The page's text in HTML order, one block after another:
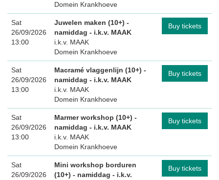
Domein Krankhoeve
Sat
26/09/2026
13:00
Juwelen maken (10+) -
namiddag - i.k.v. MAAK
i.k.v. MAAK
Domein Krankhoeve
Buy tickets
Sat
26/09/2026
13:00
Macramé vlaggenlijn (10+) -
namiddag - i.k.v. MAAK
i.k.v. MAAK
Domein Krankhoeve
Buy tickets
Sat
26/09/2026
13:00
Marmer workshop (10+) -
namiddag - i.k.v. MAAK
i.k.v. MAAK
Domein Krankhoeve
Buy tickets
Sat
26/09/2026
Mini workshop borduren
(10+) - namiddag - i.k.v.
Buy tickets